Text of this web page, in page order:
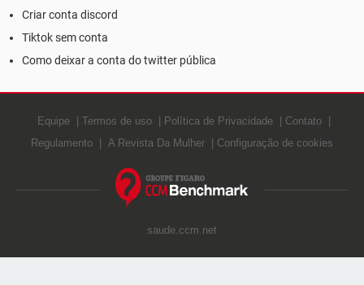
Criar conta discord
Tiktok sem conta
Como deixar a conta do twitter pública
Equipe Termos de uso Política de Privacidade
Contato
Regulamento
A Revista Da Mulher Configuração de cookies
saude.ccm.net